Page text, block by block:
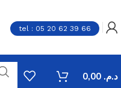
tel : 05 20 62 39 66
د.م.